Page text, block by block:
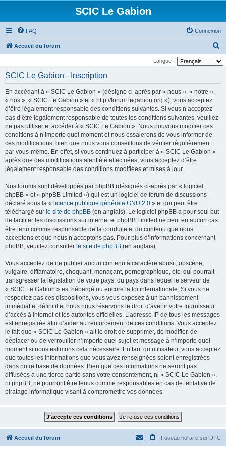
SCIC Le Gabion
FAQ Connexion
Accueil du forum
e
Langue :
SCIC Le Gabion - Inscription
En accédant à « SCIC Le Gabion » (désigné ci-après par « nous », « notre »,
« nos », « SCIC Le Gabion » et « http://forum.legabion.org »), vous acceptez
d’être légalement responsable des conditions suivantes. Si vous n’acceptez
pas d’être légalement responsable de toutes les conditions suivantes, veuillez
ne pas utiliser et accéder à « SCIC Le Gabion ». Nous pouvons modifier ces
conditions à n’importe quel moment et nous essaierons de vous informer de
ces modifications, bien que nous vous conseillons de vérifier régulièrement
par vous-même. En effet, si vous continuez à participer à « SCIC Le Gabion »
après que des modifications aient été effectuées, vous acceptez d’être
légalement responsable des conditions modifiées et mises à jour.
Nos forums sont développés par phpBB (désignés ci-après par « logiciel
phpBB » et « phpBB Limited ») qui est un logiciel de forum de discussions
déclaré sous la « licence publique générale GNU 2.0 » et qui peut être
téléchargé sur le site de phpBB (en anglais). Le logiciel phpBB a pour seul but
de faciliter les discussions sur internet et phpBB Limited ne peut en aucun cas
être tenu comme responsable de la conduite et du contenu que nous
acceptons et que nous n’acceptons pas. Pour plus d’informations concernant
phpBB, veuillez consulter le site de phpBB (en anglais).
Vous acceptez de ne publier aucun contenu à caractère abusif, obscène,
vulgaire, diffamatoire, choquant, menaçant, pornographique, etc. qui pourrait
transgresser la législation de votre pays, du pays dans lequel le serveur de
« SCIC Le Gabion » est hébergé ou encore la loi internationale. Si vous ne
respectez pas ces dispositions, vous vous exposez à un bannissement
immédiat et définitif et nous nous réservons le droit d’avertir votre fournisseur
d’accès à internet et les autorités officielles. L’adresse IP de tous les messages
est enregistrée afin d’aider au renforcement de ces conditions. Vous acceptez
le fait que « SCIC Le Gabion » ait le droit de supprimer, de modifier, de
déplacer ou de verrouiller n’importe quel sujet et message à n’importe quel
moment si nous estimons cela nécessaire. En tant qu’utilisateur, vous acceptez
que toutes les informations que vous avez renseignées soient enregistrées
dans notre base de données. Bien que ces informations ne seront pas
diffusées à une tierce partie sans votre consentement, ni « SCIC Le Gabion »,
ni phpBB, ne pourront être tenus comme responsables en cas de tentative de
piratage informatique visant à compromettre vos données.
Accueil du forum Fuseau horaire sur UTC